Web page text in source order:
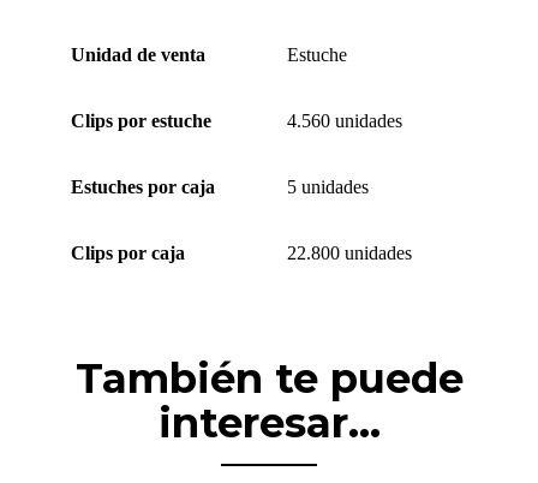
Unidad de venta Estuche
Clips por estuche 4.560 unidades
Estuches por caja 5 unidades
Clips por caja 22.800 unidades
También te puede
interesar...